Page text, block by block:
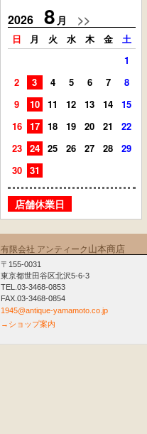
2026 8 月 >>
日 月 火 水 木 金
土
1
2
3 4 5 6 7
8
9
10 11 12 13 14
15
16
17 18 19 20 21
22
23
24 25 26 27 28
29
30
31
店舗休業日
有限会社 アンティーク 山本商店
〒155-0031
東京都世田谷区北沢5-6-3
TEL.03-3468-0853
FAX.03-3468-0854
1945@antique-yamamoto.co.jp
→ショップ案内